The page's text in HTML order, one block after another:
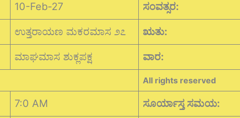
10-Feb-27 ಸಂವತ್ಸರ:
ಉತ್ತರಾಯಣ ಮಕರಮಾಸ ೨೭ ಋತು:
ಮಾಘಮಾಸ ಶುಕ್ಲಪಕ್ಷ ವಾರ:
All rights reserved
7:0 AM ಸೂರ್ಯಾಸ್ತ ಸಮಯ: